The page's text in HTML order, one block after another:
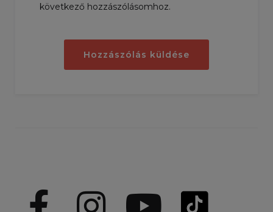
következő hozzászólásomhoz.